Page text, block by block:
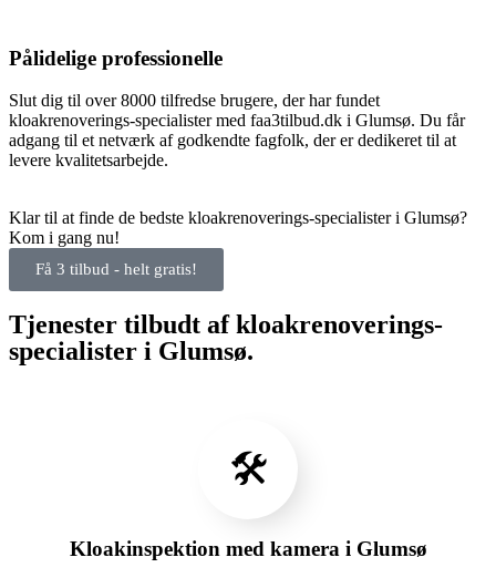
Pålidelige professionelle
Slut dig til over 8000 tilfredse brugere, der har fundet
kloakrenoverings-specialister med faa3tilbud.dk i Glumsø. Du får
adgang til et netværk af godkendte fagfolk, der er dedikeret til at
levere kvalitetsarbejde.
Klar til at finde de bedste kloakrenoverings-specialister i Glumsø?
Kom i gang nu!
Få 3 tilbud - helt gratis!
Tjenester tilbudt af kloakrenoverings-
specialister i Glumsø.
🛠️
Kloakinspektion med kamera i Glumsø